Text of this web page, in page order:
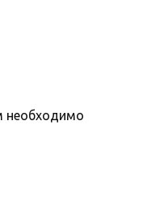
необходимо